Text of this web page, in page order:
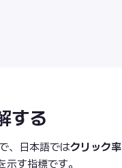
する
、日本語ではクリック率
す指標です。